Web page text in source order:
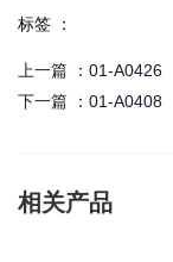
标签 ：
上一篇 ： 01-A0426
下一篇 ： 01-A0408
相关产品